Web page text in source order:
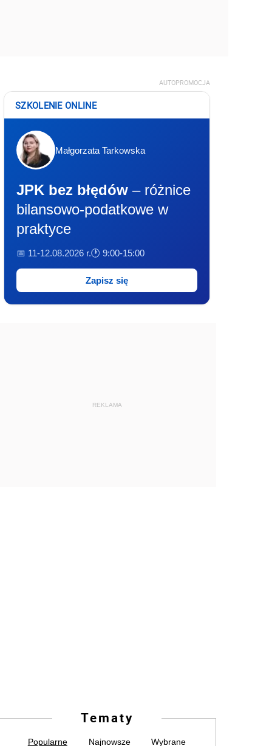
AUTOPROMOCJA
SZKOLENIE ONLINE
Małgorzata Tarkowska
JPK bez błędów – różnice
bilansowo-podatkowe w
praktyce
📅 11-12.08.2026 r.🕐 9:00-15:00
Zapisz się
REKLAMA
Tematy
Popularne Najnowsze Wybrane